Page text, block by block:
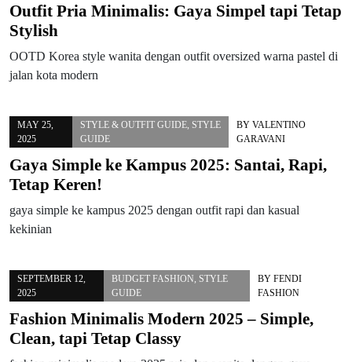
Outfit Pria Minimalis: Gaya Simpel tapi Tetap
Stylish
OOTD Korea style wanita dengan outfit oversized warna pastel di
jalan kota modern
MAY 25,
2025
STYLE & OUTFIT GUIDE, STYLE
GUIDE
BYVALENTINO
GARAVANI
Gaya Simple ke Kampus 2025: Santai, Rapi,
Tetap Keren!
gaya simple ke kampus 2025 dengan outfit rapi dan kasual
kekinian
SEPTEMBER 12,
2025
BUDGET FASHION STYLE
GUIDE
BY FENDI
FASHION
Fashion Minimalis Modern 2025 – Simple,
Clean, tapi Tetap Classy